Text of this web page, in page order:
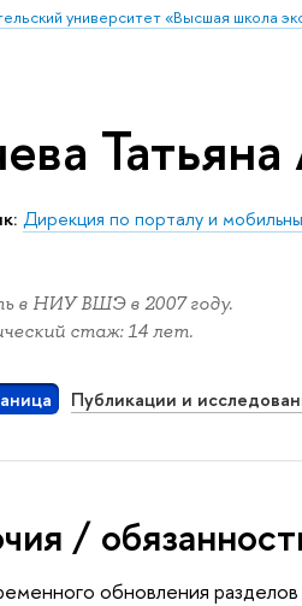
университет «Высшая школа
Дирекция по порталу и
в НИУ ВШЭ в 2007 году.
стаж: 14 лет.
Публикации и
/
обновления